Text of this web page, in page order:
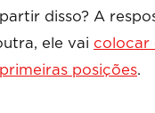
disso? A
ele vai colocar
posições.